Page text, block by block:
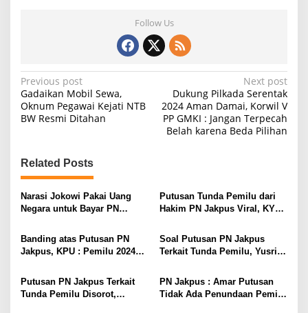
Follow Us
P
o
s
n
a
v
g
a
t
i
Previous post
Gadaikan Mobil Sewa,
Oknum Pegawai Kejati NTB
BW Resmi Ditahan
Next post
Dukung Pilkada Serentak
2024 Aman Damai, Korwil V
PP GMKI : Jangan Terpecah
Belah karena Beda Pilihan
Related Posts
Narasi Jokowi Pakai Uang
Negara untuk Bayar PN
Dipastikan Hoaks
Putusan Tunda Pemilu dari
Hakim PN Jakpus Viral, KY
Pelanggaran Perilaku
Banding atas Putusan PN
Jakpus, KPU : Pemilu 2024
Peserta Tak Berubah
Soal Putusan PN Jakpus
Terkait Tunda Pemilu, Yusril
Hakim Keliru
Putusan PN Jakpus Terkait
Tunda Pemilu Disorot,
PN Jakpus : Amar Putusan
Tidak Ada Penundaan Pemilu